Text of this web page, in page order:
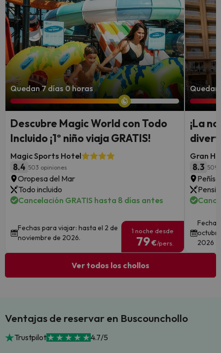
Quedan 7 días 0 horas
Descubre Magic World con Todo
Incluido ¡1º niño viaja GRATIS!
Magic Sports Hotel
8.4 503 opiniones
Oropesa del Mar
Todo incluido
Cancelación GRATIS hasta 8 días antes
Fechas para viajar: hasta el 2 de
noviembre de 2026.
1 noche desde
79€/pers.
Quedan
¡La
Gran
8.3
2026
Ver todos los chollos
Ventajas de reservar en Buscounchollo
Trustpilot 4.7/5